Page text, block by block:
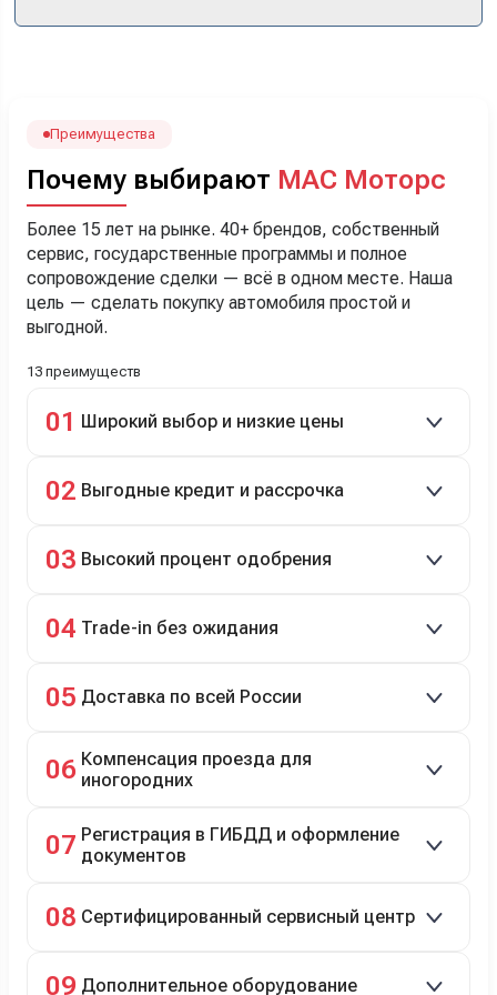
менеджеру Сергею, профессионал своего дела!
Преимущества
Почему выбирают МАС Моторс
Более 15 лет на рынке. 40+ брендов, собственный
сервис, государственные программы и полное
сопровождение сделки — всё в одном месте. Наша
цель — сделать покупку автомобиля простой и
выгодной.
13 преимуществ
01 Широкий выбор и низкие цены
подержанные авто.
02 Выгодные кредит и рассрочка
рассрочка 0% на 2 года при первом взносе 35–50%.
03 Высокий процент одобрения
04 Trade-in без ожидания
05 Доставка по всей России
06 Компенсация проезда для
иногородних
07 Регистрация в ГИБДД и оформление
документов
08 Сертифицированный сервисный центр
технический ремонт.
09 Дополнительное оборудование